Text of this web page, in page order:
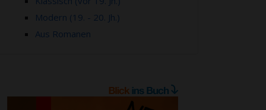
Modern (19. - 20. Jh.)
Aus Romanen